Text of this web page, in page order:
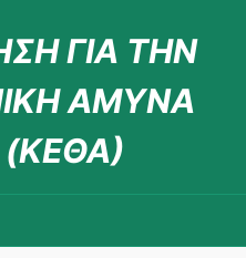
ΓΙΑ ΤΗΝ
ΑΜΥΝΑ
(ΚΕΘΑ)